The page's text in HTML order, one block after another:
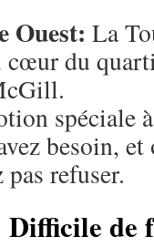
Ouest: La
du
spéciale
besoin, et
refuser.
Difficile de